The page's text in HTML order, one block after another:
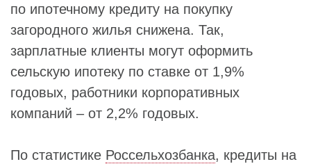
по ипотечному кредиту на покупку
загородного жилья снижена. Так,
зарплатные клиенты могут оформить
сельскую ипотеку по ставке от 1,9%
годовых, работники корпоративных
компаний – от 2,2% годовых.
По статистике Россельхозбанка, кредиты на